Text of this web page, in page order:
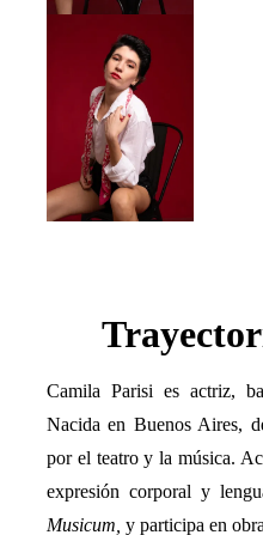
Camila Parisi es actriz,
Nacida en Buenos Aires,
por el teatro y la música.
expresión corporal y
Musicum, y participa en